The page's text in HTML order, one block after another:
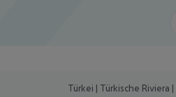
Türkei | Türkische Riviera